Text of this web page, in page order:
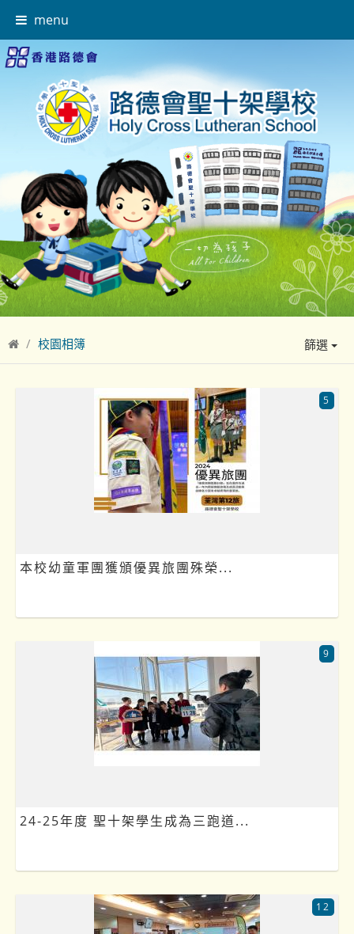
menu
校園相簿 篩選
本校幼童軍團獲頒優異旅團殊榮...
5
24-25年度 聖十架學生成為三跑道...
9
12